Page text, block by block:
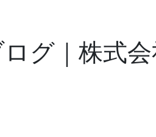
グ｜株式